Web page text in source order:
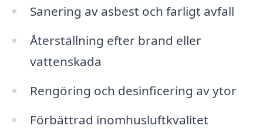
Sanering av asbest och farligt avfall
Återställning efter brand eller
vattenskada
Rengöring och desinficering av ytor
Förbättrad inomhusluftkvalitet